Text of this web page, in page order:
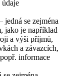
jedná se zejména
jako je například
a výši příjmů,
a závazcích,
informace